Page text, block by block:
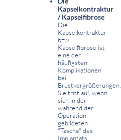
Kapselkontraktur
/ Kapselfibrose
Die
Kapselkontraktur
bzw.
Kapselfibrose ist
eine der
häufigsten
Komplikationen
bei
Brustvergrößerungen.
Sie tritt auf, wenn
sich in der
während der
Operation
gebildeten
"Tasche" des
Implantats